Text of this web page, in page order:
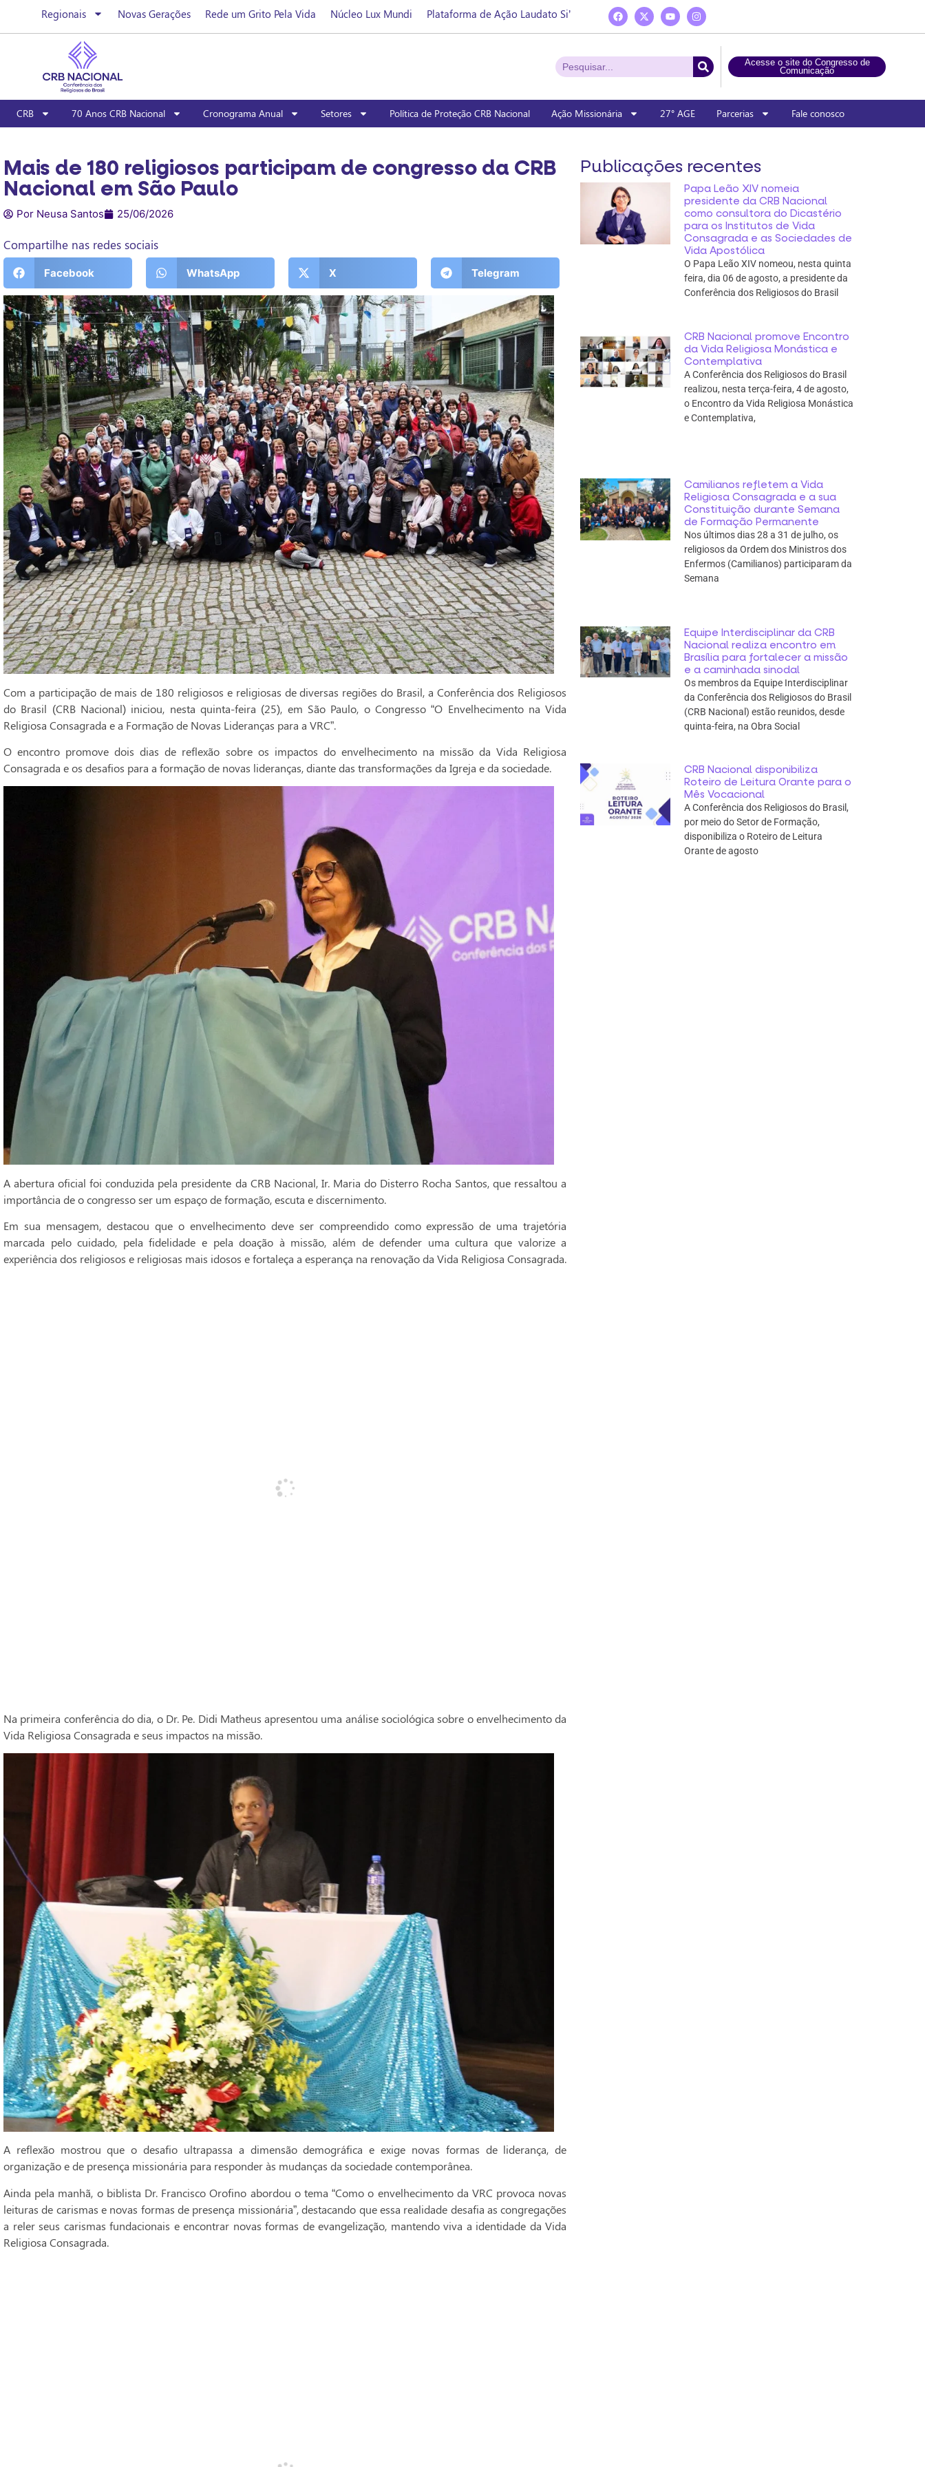
Regionais Novas Gerações Rede um Grito Pela Vida Núcleo Lux Mundi Plataforma de Ação Laudato Si’
Acesse o site do Congresso de
Comunicação
CRB 70 Anos CRB Nacional Cronograma Anual Setores Política de Proteção CRB Nacional Ação Missionária 27° AGE Parcerias Fale conosco
Mais de 180 religiosos participam de congresso da CRB
Nacional em São Paulo
Por Neusa Santos 25/06/2026
Compartilhe nas redes sociais
Facebook WhatsApp X Telegram
Com a participação de mais de 180 religiosos e religiosas de diversas regiões do Brasil, a Conferência dos Religiosos
do Brasil (CRB Nacional) iniciou, nesta quinta-feira (25), em São Paulo, o Congresso “O Envelhecimento na Vida
Religiosa Consagrada e a Formação de Novas Lideranças para a VRC”.
O encontro promove dois dias de reflexão sobre os impactos do envelhecimento na missão da Vida Religiosa
Consagrada e os desafios para a formação de novas lideranças, diante das transformações da Igreja e da sociedade.
A abertura oficial foi conduzida pela presidente da CRB Nacional, Ir. Maria do Disterro Rocha Santos, que ressaltou a
importância de o congresso ser um espaço de formação, escuta e discernimento.
Em sua mensagem, destacou que o envelhecimento deve ser compreendido como expressão de uma trajetória
marcada pelo cuidado, pela fidelidade e pela doação à missão, além de defender uma cultura que valorize a
experiência dos religiosos e religiosas mais idosos e fortaleça a esperança na renovação da Vida Religiosa Consagrada.
Na primeira conferência do dia, o Dr. Pe. Didi Matheus apresentou uma análise sociológica sobre o envelhecimento da
Vida Religiosa Consagrada e seus impactos na missão.
A reflexão mostrou que o desafio ultrapassa a dimensão demográfica e exige novas formas de liderança, de
organização e de presença missionária para responder às mudanças da sociedade contemporânea.
Ainda pela manhã, o biblista Dr. Francisco Orofino abordou o tema “Como o envelhecimento da VRC provoca novas
leituras de carismas e novas formas de presença missionária”, destacando que essa realidade desafia as congregações
a reler seus carismas fundacionais e encontrar novas formas de evangelização, mantendo viva a identidade da Vida
Religiosa Consagrada.
Publicações recentes
Papa Leão XIV nomeia
presidente da CRB Nacional
como consultora do Dicastério
para os Institutos de Vida
Consagrada e as Sociedades de
Vida Apostólica
O Papa Leão XIV nomeou, nesta quinta
feira, dia 06 de agosto, a presidente da
Conferência dos Religiosos do Brasil
CRB Nacional promove Encontro
da Vida Religiosa Monástica e
Contemplativa
A Conferência dos Religiosos do Brasil
realizou, nesta terça-feira, 4 de agosto,
o Encontro da Vida Religiosa Monástica
e Contemplativa,
Camilianos refletem a Vida
Religiosa Consagrada e a sua
Constituição durante Semana
de Formação Permanente
Nos últimos dias 28 a 31 de julho, os
religiosos da Ordem dos Ministros dos
Enfermos (Camilianos) participaram da
Semana
Equipe Interdisciplinar da CRB
Nacional realiza encontro em
Brasília para fortalecer a missão
e a caminhada sinodal
Os membros da Equipe Interdisciplinar
da Conferência dos Religiosos do Brasil
(CRB Nacional) estão reunidos, desde
quinta-feira, na Obra Social
CRB Nacional disponibiliza
Roteiro de Leitura Orante para o
Mês Vocacional
A Conferência dos Religiosos do Brasil,
por meio do Setor de Formação,
disponibiliza o Roteiro de Leitura
Orante de agosto